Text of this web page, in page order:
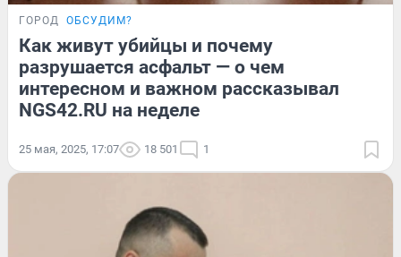
ГОРОД ОБСУДИМ?
Как живут убийцы и почему
разрушается асфальт — о чем
интересном и важном рассказывал
NGS42.RU на неделе
25 мая, 2025, 17:07 18 501 1